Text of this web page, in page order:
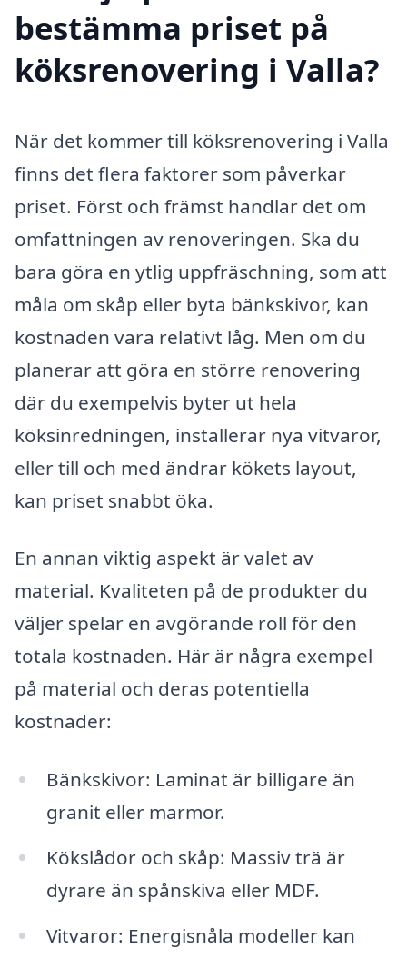
bestämma priset på
köksrenovering i Valla?
När det kommer till köksrenovering i Valla
finns det flera faktorer som påverkar
priset. Först och främst handlar det om
omfattningen av renoveringen. Ska du
bara göra en ytlig uppfräschning, som att
måla om skåp eller byta bänkskivor, kan
kostnaden vara relativt låg. Men om du
planerar att göra en större renovering
där du exempelvis byter ut hela
köksinredningen, installerar nya vitvaror,
eller till och med ändrar kökets layout,
kan priset snabbt öka.
En annan viktig aspekt är valet av
material. Kvaliteten på de produkter du
väljer spelar en avgörande roll för den
totala kostnaden. Här är några exempel
på material och deras potentiella
kostnader:
Bänkskivor: Laminat är billigare än
granit eller marmor.
Kökslådor och skåp: Massiv trä är
dyrare än spånskiva eller MDF.
Vitvaror: Energisnåla modeller kan